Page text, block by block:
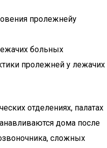
пролежнейу
больных
пролежней у лежачих
отделениях, палатах
дома после
сложных